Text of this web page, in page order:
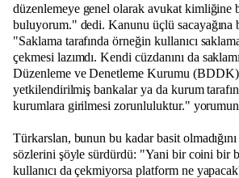
düzenlemeye genel olarak avukat kimliğine
buluyorum." dedi. Kanunu üçlü sacayağına
"Saklama tarafında örneğin kullanıcı
çekmesi lazımdı. Kendi cüzdanını da
Düzenleme ve Denetleme Kurumu (BDDK)
yetkilendirilmiş bankalar ya da kurum
kurumlara girilmesi zorunluluktur."
Türkarslan, bunun bu kadar basit
sözlerini şöyle sürdürdü: "Yani bir coini bir
kullanıcı da çekmiyorsa platform ne